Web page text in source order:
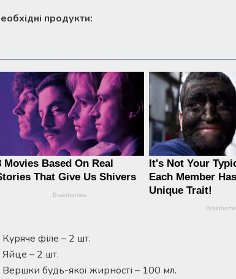
продукти:
Куряче філе – 2 шт.
Яйце – 2 шт.
Вершки будь-якої жирності – 100 мл.